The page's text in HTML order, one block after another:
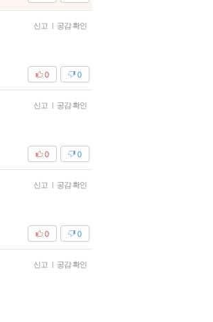
신고 | 공감 확인
0
0
신고 | 공감 확인
0
0
신고 | 공감 확인
0
0
신고 | 공감 확인